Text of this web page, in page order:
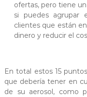
ofertas, pero tiene
si puedes agrupar
clientes que están
dinero y reducir el
En total estos 15
que debería tener en
de su aerosol, como